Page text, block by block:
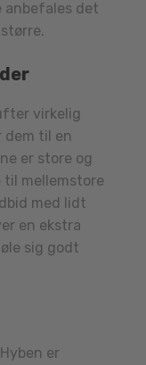
anbefales det
virkelig
til en
er store og
til mellemstore
med lidt
en ekstra
sig godt
er